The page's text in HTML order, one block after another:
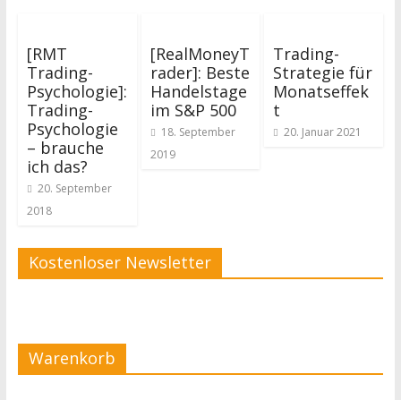
[RMT
Trading-
Psychologie]:
Trading-
Psychologie
– brauche
ich das?
20. September
2018
[RealMoneyT
rader]: Beste
Handelstage
im S&P 500
18. September
2019
Trading-
Strategie für
Monatseffek
t
20. Januar 2021
Kostenloser Newsletter
Warenkorb